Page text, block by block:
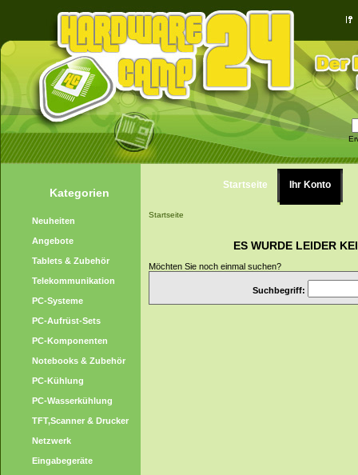
Kategorien
Neuheiten
Angebote
Tablets & Zubehör
Telekommunikation
PC-Systeme
PC-Aufrüst-Sets
PC-Komponenten
Notebooks & Zubehör
PC-Kühlung
PC-Wasserkühlung
TFT,Scanner & Drucker
Netzwerk
Eingabegeräte
Startseite Ihr Konto
Startseite
ES WURDE LEIDER
Möchten Sie noch einmal suchen?
Suchbegriff: